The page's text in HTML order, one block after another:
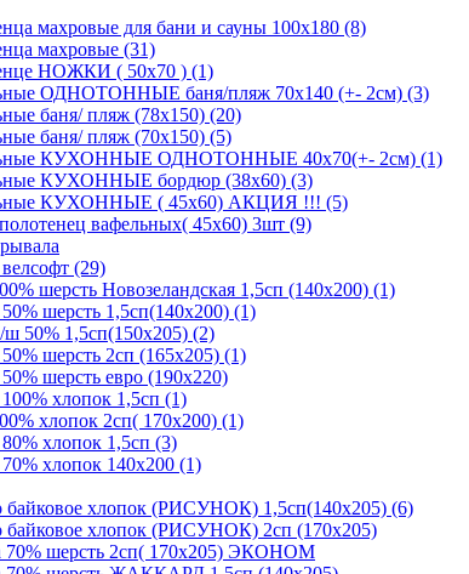
махровые для бани и сауны 100х180 (8)
махровые (31)
НОЖКИ ( 50х70 ) (1)
ОДНОТОННЫЕ баня/пляж 70х140 (+- 2см) (3)
баня/ пляж (78х150) (20)
баня/ пляж (70х150) (5)
КУХОННЫЕ ОДНОТОННЫЕ 40х70(+- 2см) (1)
КУХОННЫЕ бордюр (38х60) (3)
КУХОННЫЕ ( 45х60) АКЦИЯ !!! (5)
вафельных( 45х60) 3шт (9)
(29)
шерсть Новозеландская 1,5сп (140х200) (1)
шерсть 1,5сп(140х200) (1)
50% 1,5сп(150х205) (2)
шерсть 2сп (165х205) (1)
шерсть евро (190х220)
хлопок 1,5сп (1)
хлопок 2сп( 170х200) (1)
хлопок 1,5сп (3)
хлопок 140х200 (1)
байковое хлопок (РИСУНОК) 1,5сп(140х205) (6)
байковое хлопок (РИСУНОК) 2сп (170х205)
70% шерсть 2сп( 170х205) ЭКОНОМ